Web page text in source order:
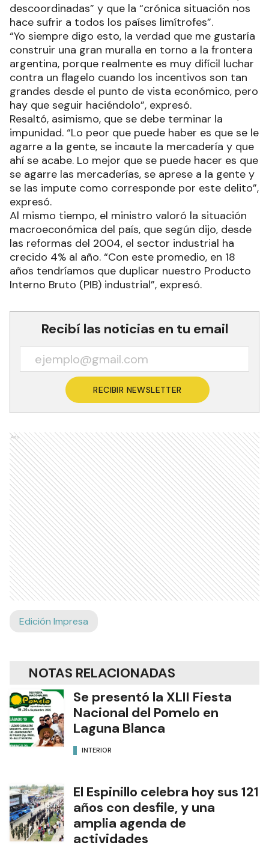
descoordinadas” y que la “crónica situación nos
hace sufrir a todos los países limítrofes”.
“Yo siempre digo esto, la verdad que me gustaría
construir una gran muralla en torno a la frontera
argentina, porque realmente es muy difícil luchar
contra un flagelo cuando los incentivos son tan
grandes desde el punto de vista económico, pero
hay que seguir haciéndolo”, expresó.
Resaltó, asimismo, que se debe terminar la
impunidad. “Lo peor que puede haber es que se le
agarre a la gente, se incaute la mercadería y que
ahí se acabe. Lo mejor que se puede hacer es que
se agarre las mercaderías, se aprese a la gente y
se las impute como corresponde por este delito”,
expresó.
Al mismo tiempo, el ministro valoró la situación
macroeconómica del país, que según dijo, desde
las reformas del 2004, el sector industrial ha
crecido 4% al año. “Con este promedio, en 18
años tendríamos que duplicar nuestro Producto
Interno Bruto (PIB) industrial”, expresó.
Recibí las noticias en tu email
RECIBIR NEWSLETTER
Ads
Edición Impresa
NOTAS RELACIONADAS
Se presentó la XLII Fiesta
Nacional del Pomelo en
Laguna Blanca
INTERIOR
El Espinillo celebra hoy sus 121
años con desfile, y una
amplia agenda de
actividades